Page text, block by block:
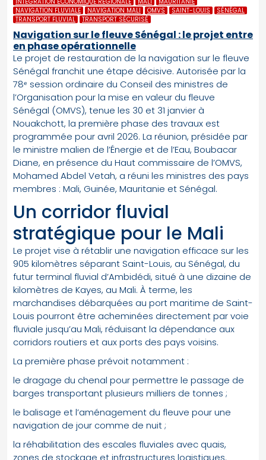
NAVIGATION FLUVIALE
NAVIGATION MALI OMVS SAINT-LOUIS
SÉNÉGAL
TRANSPORT FLUVIAL
TRANSPORT SÉCURISÉ
Navigation sur le fleuve Sénégal : le projet entre
en phase opérationnelle
Le projet de restauration de la navigation sur le fleuve
Sénégal franchit une étape décisive. Autorisée par la
78ᵉ session ordinaire du Conseil des ministres de
l’Organisation pour la mise en valeur du fleuve
Sénégal (OMVS), tenue les 30 et 31 janvier à
Nouakchott, la première phase des travaux est
programmée pour avril 2026. La réunion, présidée par
le ministre malien de l’Énergie et de l’Eau, Boubacar
Diane, en présence du Haut commissaire de l’OMVS,
Mohamed Abdel Vetah, a réuni les ministres des pays
membres : Mali, Guinée, Mauritanie et Sénégal.
Un corridor fluvial
stratégique pour le Mali
Le projet vise à rétablir une navigation efficace sur les
905 kilomètres séparant Saint-Louis, au Sénégal, du
futur terminal fluvial d’Ambidédi, situé à une dizaine de
kilomètres de Kayes, au Mali. À terme, les
marchandises débarquées au port maritime de Saint-
Louis pourront être acheminées directement par voie
fluviale jusqu’au Mali, réduisant la dépendance aux
corridors routiers et aux ports des pays voisins.
La première phase prévoit notamment :
le dragage du chenal pour permettre le passage de
barges transportant plusieurs milliers de tonnes ;
le balisage et l’aménagement du fleuve pour une
navigation de jour comme de nuit ;
la réhabilitation des escales fluviales avec quais,
zones de stockage et infrastructures logistiques.